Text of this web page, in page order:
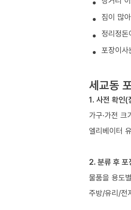
짐이 많
정리정
포장이
세교동
1. 사전 확인
가구·가전
엘리베이터
2. 분류 후 포
물품을 용도
주방/유리/전